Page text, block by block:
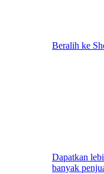
Beralih ke
Dapatkan
banyak